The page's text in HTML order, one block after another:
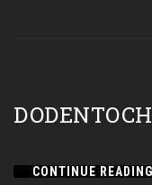
CONTINUE READING